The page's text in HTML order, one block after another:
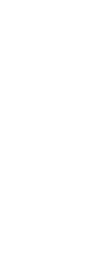
주말, 여름